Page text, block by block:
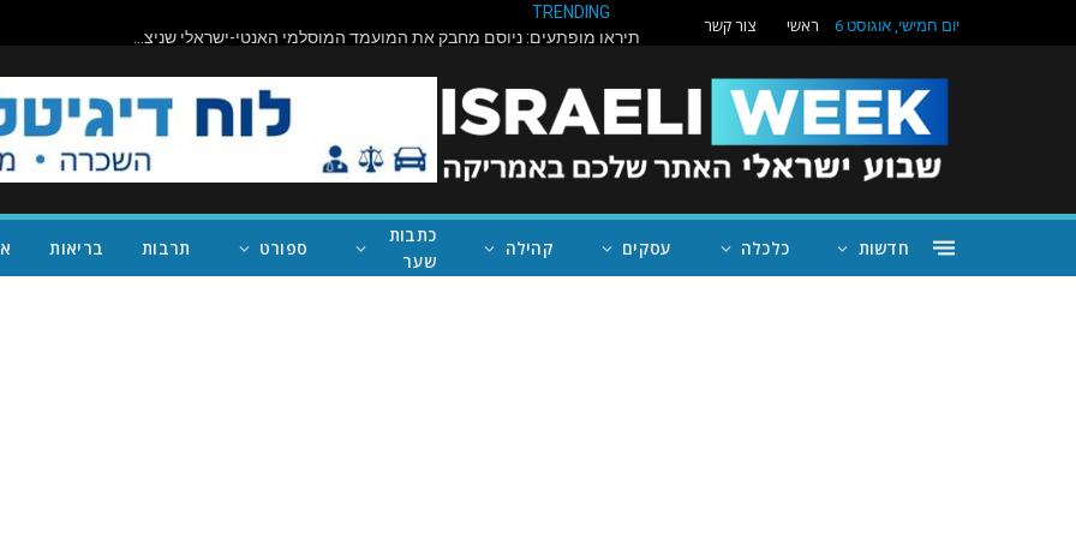
יום חמישי, אוגוסט 6 ראשי צור קשר
TRENDING
תיראו מופתעים: ניוסם מחבק את המועמד המוסלמי האנטי-ישראלי שניצח במישיגן; ככה נעצור את טראמפ
חדשות כלכלה עסקים קהילה
כתבות
שער
ספורט תרבות בריאות